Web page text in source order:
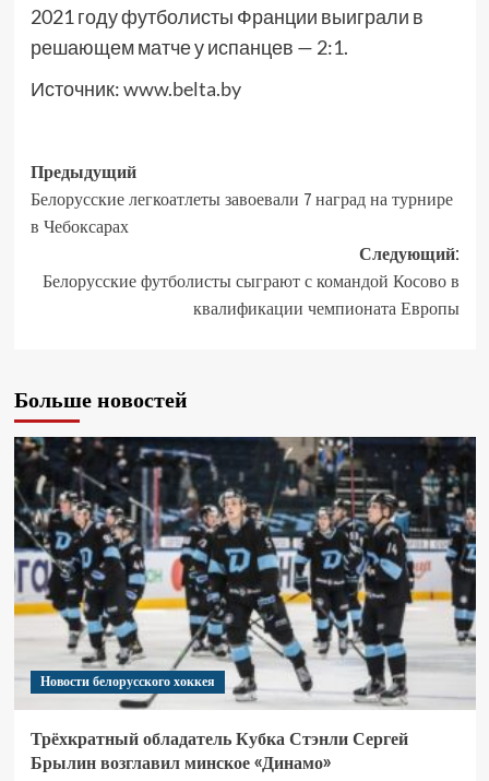
2021 году футболисты Франции выиграли в
решающем матче у испанцев — 2:1.
Источник:www.belta.by
Предыдущий
Белорусские легкоатлеты завоевали 7 наград на турнире
в Чебоксарах
Следующий:
Белорусские футболисты сыграют с командой Косово в
квалификации чемпионата Европы
Больше новостей
Новости белорусского хоккея
Трёхкратный обладатель Кубка Стэнли Сергей
Брылин возглавил минское «Динамо»